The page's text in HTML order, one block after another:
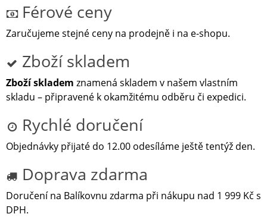
Férové ceny
Zaručujeme stejné ceny na prodejně i na e-shopu.
Zboží skladem
Zboží skladem znamená skladem v našem vlastním
skladu – připravené k okamžitému odběru či expedici.
Rychlé doručení
Objednávky přijaté do 12.00 odesíláme ještě tentýž den.
Doprava zdarma
Doručení na Balíkovnu zdarma při nákupu nad 1 999 Kč s
DPH.